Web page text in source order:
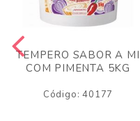
TEMPERO SABOR A MI
COM PIMENTA 5KG
Código: 40177